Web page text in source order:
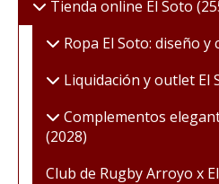
Tienda online El Soto
Ropa El Soto: diseño y
Liquidación y outlet El
Complementos
(2028)
Club de Rugby Arroyo x